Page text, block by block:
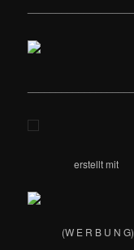
erstellt mit
(W E R B U N G)